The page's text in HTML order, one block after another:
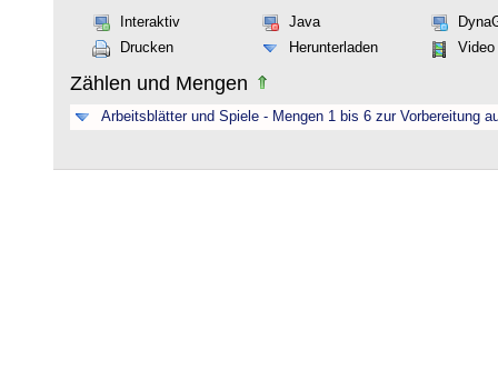
Interaktiv Java
Drucken
Herunterladen Video
Zählen und Mengen
Arbeitsblätter und Spiele - Mengen 1 bis 6 zur Vorbereitung